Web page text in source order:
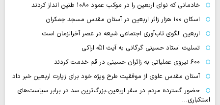
خادمانی که نوای اربعین را در موکب عمود ۱۰۸۰ طنین انداز کردند
اسکان ۱۰۰ هزار زائر اربعین در آستان مقدس مسجد جمکران
اربعین الگوی تاب‌آوری اجتماعی شیعه در عصر آخرالزمان است
تسلیت استاد حسینی گرگانی به آیت الله اراکی
۶۰۰ نیروی عملیاتی به زائران حسینی در قم خدمت کردند
آستان مقدس علوی از موفقیت طرح ویژه خود برای زیارت اربعین خبر داد
حضور گسترده مردم در سفر اربعین،بزرگ‌ترین سد در برابر سیاست‌های
استکباری…